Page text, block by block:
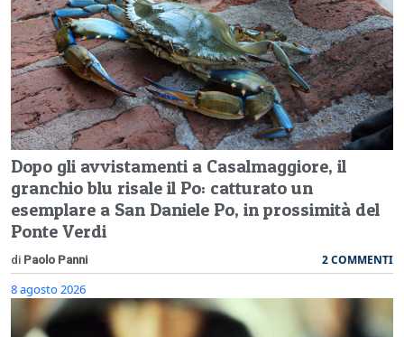
Dopo gli avvistamenti a Casalmaggiore, il
granchio blu risale il Po: catturato un
esemplare a San Daniele Po, in prossimità del
Ponte Verdi
di Paolo Panni 2 COMMENTI
8 agosto 2026